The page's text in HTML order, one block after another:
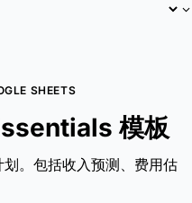
SHEETS
模板
。包括收入预测、费用估